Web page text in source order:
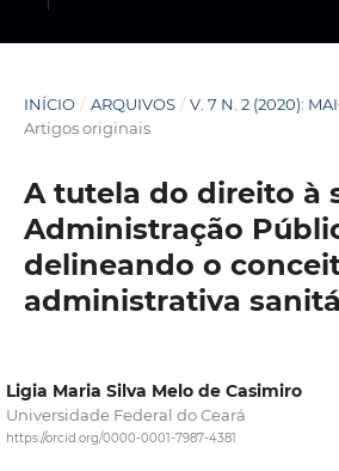
INÍCIO / ARQUIVOS / V. 7 N. 2 (2020):
Artigos originais
A tutela do direito à
Administração
delineando o
administrativa
Ligia Maria Silva Melo de Casimiro
Universidade Federal do Ceará
https://orcid.org/0000-0001-7987-4381